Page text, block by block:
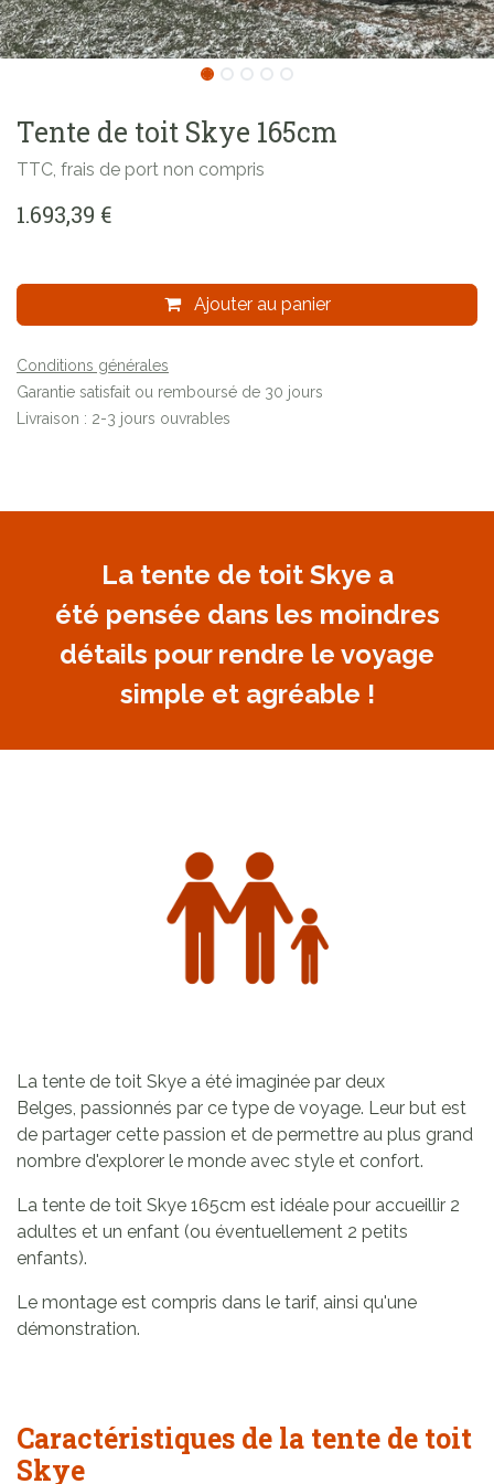
Tente de toit Skye 165cm
TTC, frais de port non compris
1.693,39 €
Ajouter au panier
Conditions générales
Garantie satisfait ou remboursé de 30 jours
Livraison : 2-3 jours ouvrables
La tente de toit Skye a
été pensée dans les moindres
détails pour rendre le voyage
simple et agréable !
La tente de toit Skye a été imaginée par deux
Belges, passionnés par ce type de voyage. Leur but est
de partager cette passion et de permettre au plus grand
nombre d'explorer le monde avec style et confort.
La tente de toit Skye 165cm est idéale pour accueillir 2
adultes et un enfant (ou éventuellement 2 petits
enfants).
Le montage est compris dans le tarif, ainsi qu'une
démonstration.
Caractéristiques de la tente de toit
Skye